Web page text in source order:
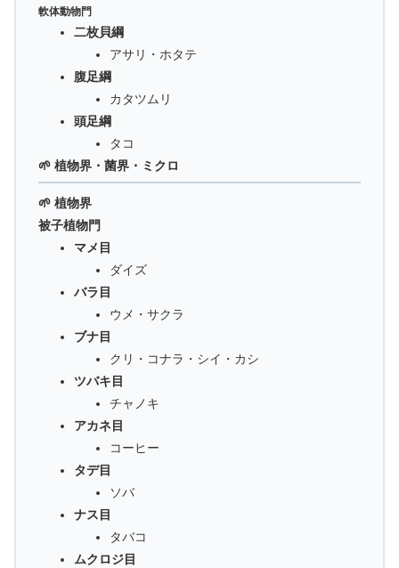
軟体動物門
二枚貝綱
アサリ・ホタテ
腹足綱
カタツムリ
頭足綱
タコ
🌱 植物界・菌界・ミクロ
🌱 植物界
被子植物門
マメ目
ダイズ
バラ目
ウメ・サクラ
ブナ目
クリ・コナラ・シイ・カシ
ツバキ目
チャノキ
アカネ目
コーヒー
タデ目
ソバ
ナス目
タバコ
ムクロジ目